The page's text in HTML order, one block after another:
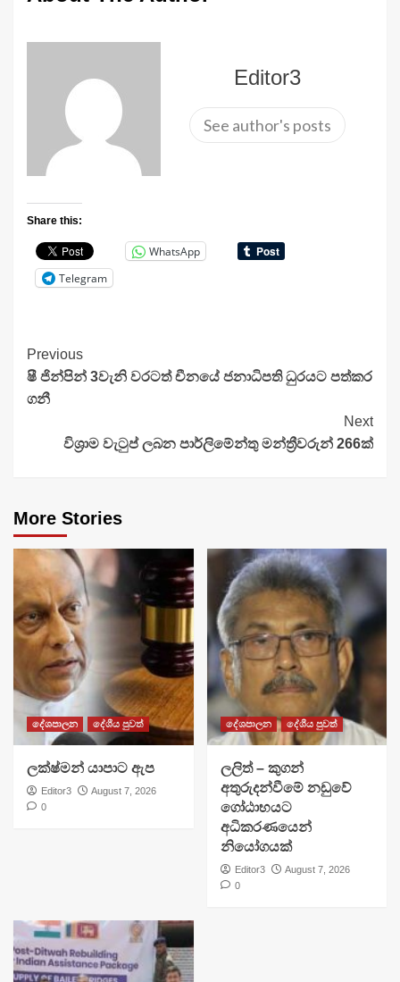
Editor3
See author's posts
Share this:
WhatsApp
Telegram
Continue
Reading
Previous
ෂී ජින්පින් 3වැනි වරටත් චීනයේ ජනාධිපති ධුරයට පත්කර
ගනී
Next
විශ්‍රාම වැටුප් ලබන පාර්ලිමේන්තු මන්ත්‍රීවරුන් 266ක්
More Stories
දේශපාලන දේශීය පුවත්
ලක්ෂ්මන් යාපාට ඇප
Editor3
August 7, 2026
0
දේශපාලන දේශීය පුවත්
ලලිත් – කුගන්
අතුරුදන්වීමේ නඩුවේ
ගෝඨාභයට
අධිකරණයෙන්
නියෝගයක්
Editor3
August 7, 2026
0